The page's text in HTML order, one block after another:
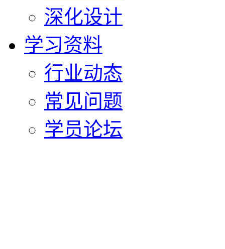
深化设计
学习资料
行业动态
常见问题
学员论坛